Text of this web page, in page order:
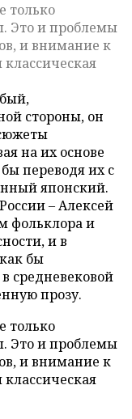
только
Это и проблемы
и внимание к
стороны, он
на их основе
переводя их с
японский.
– Алексей
фольклора и
и в
бы
средневековой
прозу.
только
Это и проблемы
и внимание к